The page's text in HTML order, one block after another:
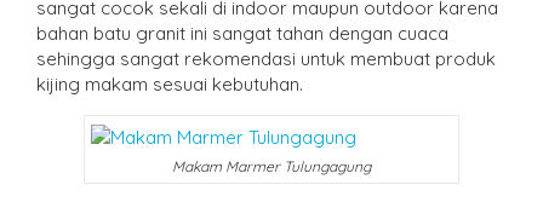
sangat cocok sekali di indoor maupun outdoor karena
bahan batu granit ini sangat tahan dengan cuaca
sehingga sangat rekomendasi untuk membuat produk
kijing makam sesuai kebutuhan.
Makam Marmer Tulungagung